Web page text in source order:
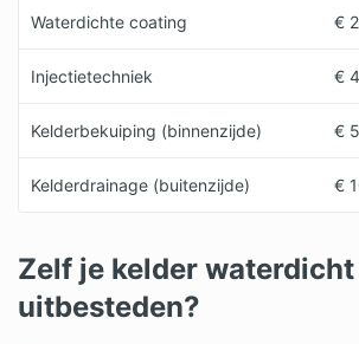
Waterdichte coating €
Injectietechniek €
Kelderbekuiping (binnenzijde) €
Kelderdrainage (buitenzijde) €
Zelf je kelder
uitbesteden?